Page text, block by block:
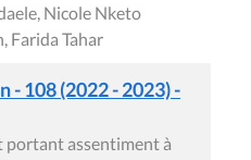
Nicole Nketo
Farida Tahar
- 108 (2022 - 2023) -
portant assentiment à